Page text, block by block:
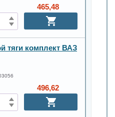
465,48
тяги комплект ВАЗ
496,62